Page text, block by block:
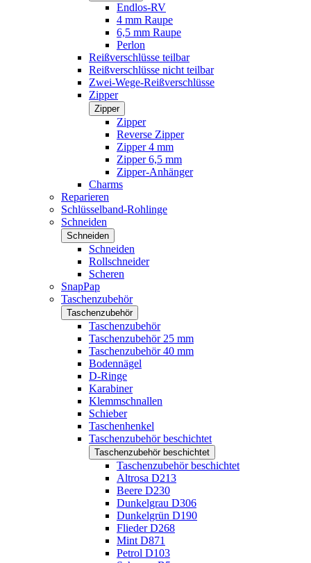
Endlos-RV
4 mm Raupe
6,5 mm Raupe
Perlon
Reißverschlüsse teilbar
Reißverschlüsse nicht teilbar
Zwei-Wege-Reißverschlüsse
Zipper
Zipper
Zipper
Reverse Zipper
Zipper 4 mm
Zipper 6,5 mm
Zipper-Anhänger
Charms
Reparieren
Schlüsselband-Rohlinge
Schneiden
Schneiden
Schneiden
Rollschneider
Scheren
SnapPap
Taschenzubehör
Taschenzubehör
Taschenzubehör
Taschenzubehör 25 mm
Taschenzubehör 40 mm
Bodennägel
D-Ringe
Karabiner
Klemmschnallen
Schieber
Taschenhenkel
Taschenzubehör beschichtet
Taschenzubehör beschichtet
Taschenzubehör beschichtet
Altrosa D213
Beere D230
Dunkelgrau D306
Dunkelgrün D190
Flieder D268
Mint D871
Petrol D103